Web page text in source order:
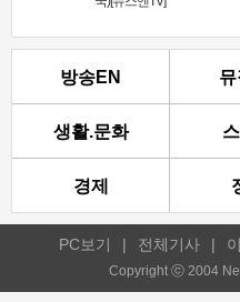
방송EN 뮤
생활.문화
경제
PC보기 | 전체기사 |
Copyright ⓒ 2004